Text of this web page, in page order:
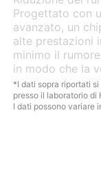
Progettato con
avanzato, un
alte prestazioni
minimo il
in modo che la
*I dati sopra riportati
presso il laboratorio di
I dati possono variare